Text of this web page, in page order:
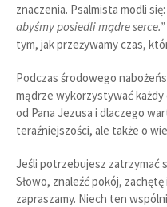
znaczenia. Psalmista modli się:
abyśmy posiedli mądre serce.”
tym, jak przeżywamy czas,
Podczas środowego
mądrze wykorzystywać
od Pana Jezusa i dlaczego
teraźniejszości, ale także o
Jeśli potrzebujesz zatrzymać
Słowo, znaleźć pokój,
zapraszamy. Niech ten